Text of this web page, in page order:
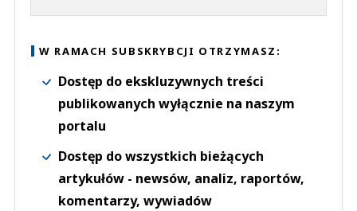
W RAMACH SUBSKRYBCJI OTRZYMASZ:
Dostęp do ekskluzywnych treści
publikowanych wyłącznie na naszym
portalu
Dostęp do wszystkich bieżących
artykułów - newsów, analiz, raportów,
komentarzy, wywiadów